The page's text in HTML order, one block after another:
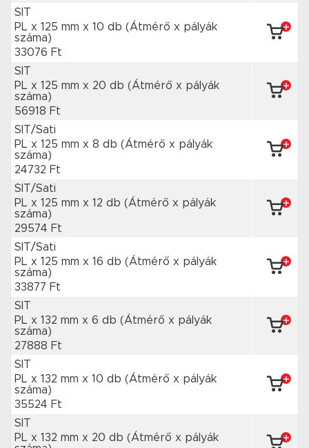
SIT
PL x 125 mm x 10 db (Átmérő x pályák
száma)
33076 Ft
SIT
PL x 125 mm x 20 db (Átmérő x pályák
száma)
56918 Ft
SIT/Sati
PL x 125 mm x 8 db (Átmérő x pályák
száma)
24732 Ft
SIT/Sati
PL x 125 mm x 12 db (Átmérő x pályák
száma)
29574 Ft
SIT/Sati
PL x 125 mm x 16 db (Átmérő x pályák
száma)
33877 Ft
SIT
PL x 132 mm x 6 db (Átmérő x pályák
száma)
27888 Ft
SIT
PL x 132 mm x 10 db (Átmérő x pályák
száma)
35524 Ft
SIT
PL x 132 mm x 20 db (Átmérő x pályák